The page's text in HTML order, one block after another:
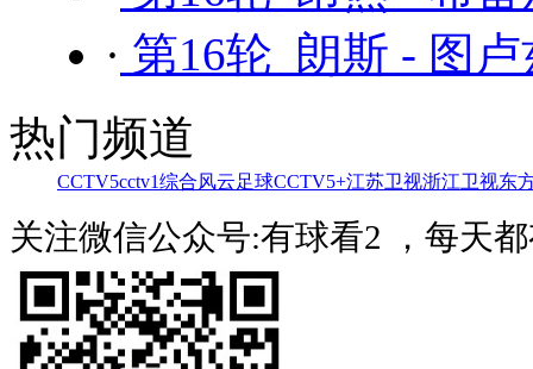
· 第16轮 朗斯 - 图
热门频道
CCTV5cctv1综合风云足球CCTV5+江苏卫视浙江卫视东
关注微信公众号:有球看2 ，每天